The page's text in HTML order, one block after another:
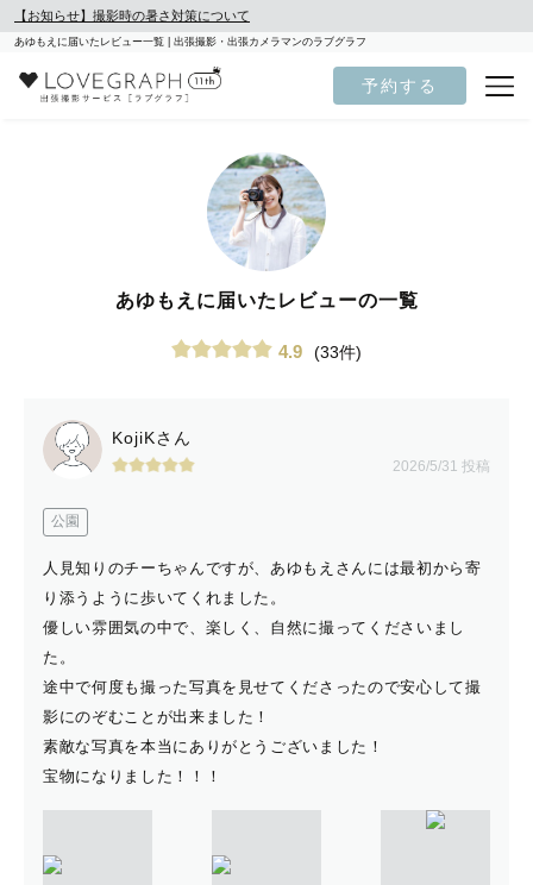
【お知らせ】撮影時の暑さ対策について
あゆもえに届いたレビュー一覧 | 出張撮影・出張カメラマンのラブグラフ
予約する
あゆもえに届いたレビューの一覧
4.9 (33件)
KojiKさん
2026/5/31 投稿
公園
人見知りのチーちゃんですが、あゆもえさんには最初から寄
り添うように歩いてくれました。
優しい雰囲気の中で、楽しく、自然に撮ってくださいまし
た。
途中で何度も撮った写真を見せてくださったので安心して撮
影にのぞむことが出来ました！
素敵な写真を本当にありがとうございました！
宝物になりました！！！